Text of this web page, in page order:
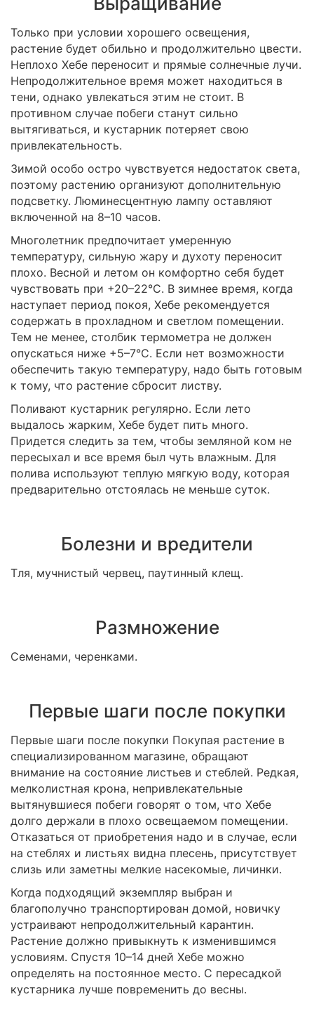
Только при условии хорошего освещения,
растение будет обильно и продолжительно цвести.
Неплохо Хебе переносит и прямые солнечные лучи.
Непродолжительное время может находиться в
тени, однако увлекаться этим не стоит. В
противном случае побеги станут сильно
вытягиваться, и кустарник потеряет свою
привлекательность.
Зимой особо остро чувствуется недостаток света,
поэтому растению организуют дополнительную
подсветку. Люминесцентную лампу оставляют
включенной на 8–10 часов.
Многолетник предпочитает умеренную
температуру, сильную жару и духоту переносит
плохо. Весной и летом он комфортно себя будет
чувствовать при +20–22°С. В зимнее время, когда
наступает период покоя, Хебе рекомендуется
содержать в прохладном и светлом помещении.
Тем не менее, столбик термометра не должен
опускаться ниже +5–7°С. Если нет возможности
обеспечить такую температуру, надо быть готовым
к тому, что растение сбросит листву.
Поливают кустарник регулярно. Если лето
выдалось жарким, Хебе будет пить много.
Придется следить за тем, чтобы земляной ком не
пересыхал и все время был чуть влажным. Для
полива используют теплую мягкую воду, которая
предварительно отстоялась не меньше суток.
Болезни и вредители
Тля, мучнистый червец, паутинный клещ.
Размножение
Семенами, черенками.
Первые шаги после покупки
Первые шаги после покупки Покупая растение в
специализированном магазине, обращают
внимание на состояние листьев и стеблей. Редкая,
мелколистная крона, непривлекательные
вытянувшиеся побеги говорят о том, что Хебе
долго держали в плохо освещаемом помещении.
Отказаться от приобретения надо и в случае, если
на стеблях и листьях видна плесень, присутствует
слизь или заметны мелкие насекомые, личинки.
Когда подходящий экземпляр выбран и
благополучно транспортирован домой, новичку
устраивают непродолжительный карантин.
Растение должно привыкнуть к изменившимся
условиям. Спустя 10–14 дней Хебе можно
определять на постоянное место. С пересадкой
кустарника лучше повременить до весны.